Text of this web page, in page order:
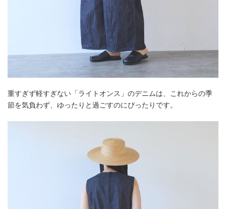
重すぎず軽すぎない「ライトオンス」のデニムは、これからの季
節を気負わず、ゆったりと過ごすのにぴったりです。